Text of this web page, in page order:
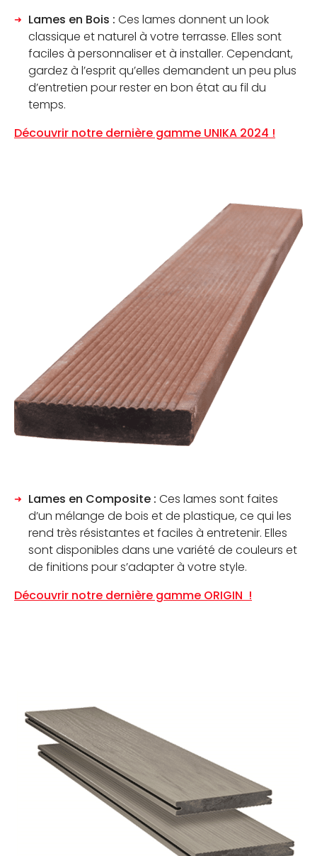
Lames en Bois : Ces lames donnent un look
classique et naturel à votre terrasse. Elles sont
faciles à personnaliser et à installer. Cependant,
gardez à l’esprit qu’elles demandent un peu plus
d’entretien pour rester en bon état au fil du
temps.
Découvrir notre dernière gamme UNIKA 2024 !
Lames en Composite : Ces lames sont faites
d’un mélange de bois et de plastique, ce qui les
rend très résistantes et faciles à entretenir. Elles
sont disponibles dans une variété de couleurs et
de finitions pour s’adapter à votre style.
Découvrir notre dernière gamme ORIGIN !